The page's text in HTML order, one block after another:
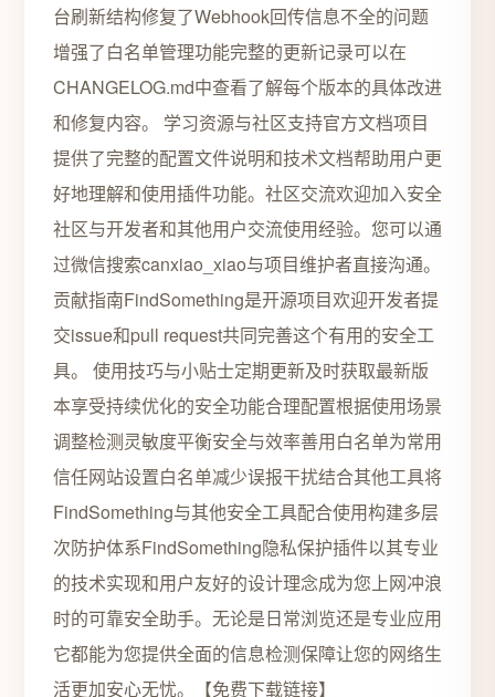
台刷新结构修复了Webhook回传信息不全的问题
增强了白名单管理功能完整的更新记录可以在
CHANGELOG.md中查看了解每个版本的具体改进
和修复内容。 学习资源与社区支持官方文档项目
提供了完整的配置文件说明和技术文档帮助用户更
好地理解和使用插件功能。社区交流欢迎加入安全
社区与开发者和其他用户交流使用经验。您可以通
过微信搜索canxiao_xiao与项目维护者直接沟通。
贡献指南FindSomething是开源项目欢迎开发者提
交issue和pull request共同完善这个有用的安全工
具。 使用技巧与小贴士定期更新及时获取最新版
本享受持续优化的安全功能合理配置根据使用场景
调整检测灵敏度平衡安全与效率善用白名单为常用
信任网站设置白名单减少误报干扰结合其他工具将
FindSomething与其他安全工具配合使用构建多层
次防护体系FindSomething隐私保护插件以其专业
的技术实现和用户友好的设计理念成为您上网冲浪
时的可靠安全助手。无论是日常浏览还是专业应用
它都能为您提供全面的信息检测保障让您的网络生
活更加安心无忧。【免费下载链接】